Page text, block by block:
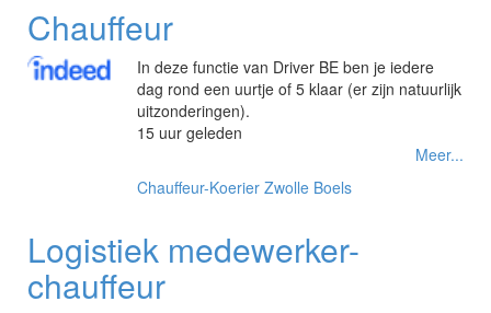
Chauffeur
In deze functie van Driver BE ben je iedere
dag rond een uurtje of 5 klaar (er zijn natuurlijk
uitzonderingen).
15 uur geleden
Meer...
Chauffeur-Koerier Zwolle Boels
Logistiek medewerker-
chauffeur